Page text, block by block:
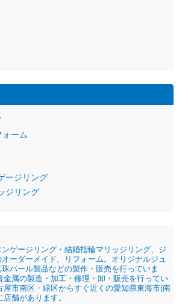
ーム
ージリング
ジリング
ゲージリング・結婚指輪マリッジリング、ジ
ーダーメイド、リフォーム。オリジナルジュ
パール製品などの製作・販売を行っていま
金属の製造・加工・修理・卸・販売を行ってい
屋市南区・緑区からすぐ近くの愛知県東海市(南
舗があります。